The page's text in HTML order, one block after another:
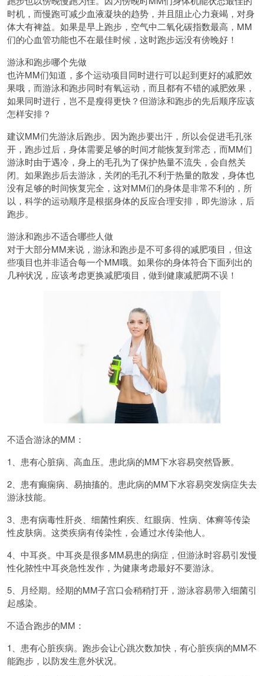
时机，而慢跑可减少血液凝块的趋势，并且阻止心力衰竭，对身
体大有裨益。如果是早上跑步，空气中二氧化碳指数最高，MM
们的心血管功能也不在最佳时候，这时跑步远没有傍晚好！
游泳和跑步哪个先做
也许MM们知道，多个运动项目同时进行可以起到更好的减肥效
果哦，而游泳和跑步同时有氧运动，而且都有不错的减肥效果，
如果同时进行，岂不是瘦得更快？但游泳和跑步的先后顺序应该
怎样安排？
建议MM们先游泳后跑步。因为跑步要出汗，所以会促进毛孔张
开，跑步过后，身体需要足够的时间才能恢复到常态，而MM们
游泳时由于遇冷，身上的毛孔为了保护热量不流失，会自然关
闭。如果跑步后去游泳，关闭的毛孔不利于热量的散发，身体也
没有足够的时间恢复完全，这对MM们的身体是非常不利的，所
以，科学的运动顺序是根据身体的反应合理安排，即先游泳，后
跑步。
游泳和跑步不适合哪些人做
对于大部分MM来说，游泳和跑步是不可多得的减肥项目，但这
些项目也并非适合每一个MM哦。如果你的身体符合下面列出的
几种状况，应该考虑更换减肥项目，做到健康减肥两不误！
不适合游泳的MM：
1、患有心脏病、高血压。患此病的MM下水容易突然昏厥。
2、患有癫痫病、易抽搐的。患此病的MM下水容易突发病症失去
游泳技能。
3、患有病毒性肝炎、细菌性痢疾、红眼病、性病、体癣等传染
性皮肤病。这类疾病有传染性，会通过水传染他人。
4、中耳炎。中耳炎是很多MM易患的病症，但游泳时容易引发慢
性化脓性中耳炎急性发作，为健康考虑最好不要游泳。
5、月经期。经期的MM子宫口会稍稍打开，游泳容易带入细菌引
起感染。
不适合跑步的MM：
1、患有心脏疾病。跑步会让心跳次数加快，有心脏疾病的MM不
能跑步，以防发生意外状况。